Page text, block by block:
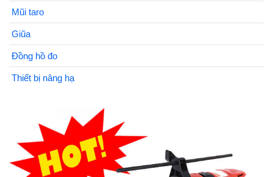
Mũi taro
Giũa
Đồng hồ đo
Thiết bị nâng hạ